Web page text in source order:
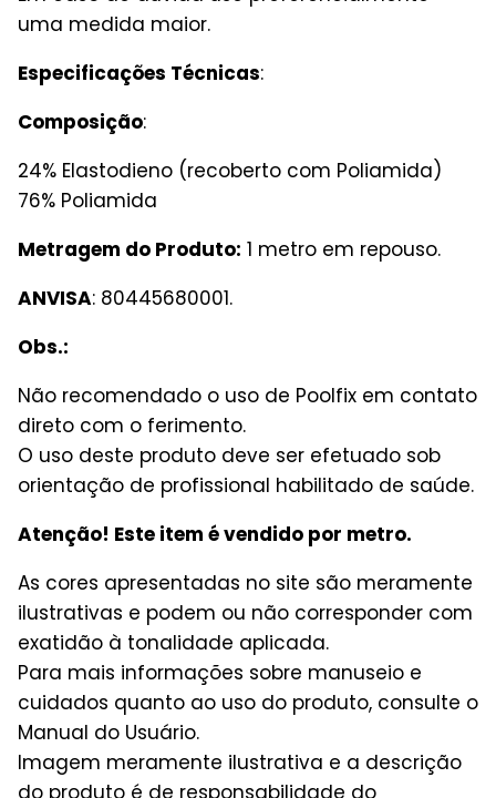
uma medida maior.
Especificações Técnicas:
Composição:
24% Elastodieno (recoberto com Poliamida)
76% Poliamida
Metragem do Produto: 1 metro em repouso.
ANVISA: 80445680001.
Obs.:
Não recomendado o uso de Poolfix em contato
direto com o ferimento.
O uso deste produto deve ser efetuado sob
orientação de profissional habilitado de saúde.
Atenção! Este item é vendido por metro.
As cores apresentadas no site são meramente
ilustrativas e podem ou não corresponder com
exatidão à tonalidade aplicada.
Para mais informações sobre manuseio e
cuidados quanto ao uso do produto, consulte o
Manual do Usuário.
Imagem meramente ilustrativa e a descrição
do produto é de responsabilidade do